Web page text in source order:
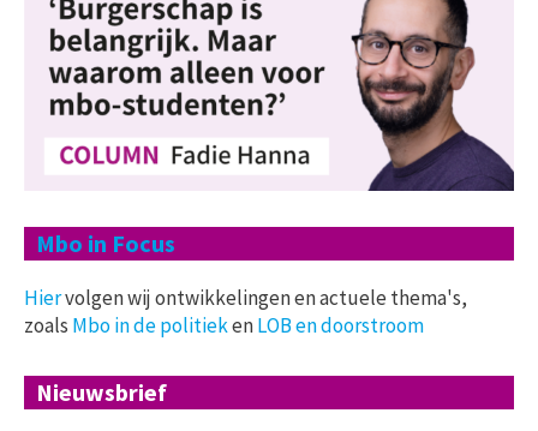
Mbo in Focus
Hiervolgen wij ontwikkelingen en actuele thema's,
zoals Mbo in de politiekenLOB en doorstroom
Nieuwsbrief